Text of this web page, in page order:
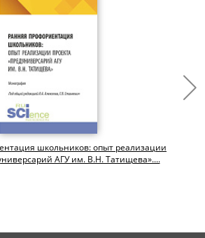
школьников: опыт реализации
АГУ им. В.Н. Татищева»....